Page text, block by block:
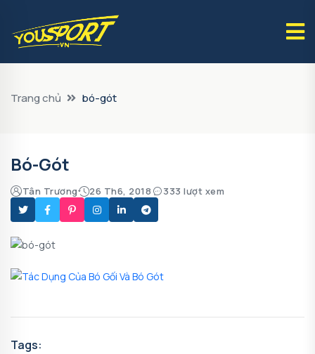
Trang chủ bó-gót
Bó-Gót
Tân Trương 26 Th6, 2018 333 lượt xem
Tags: